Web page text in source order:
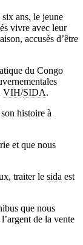
ans, le jeune
vivre avec leur
accusés d’être
du Congo
VIH/SIDA.
histoire à
et que nous
traiter le sida est
que nous
de la vente